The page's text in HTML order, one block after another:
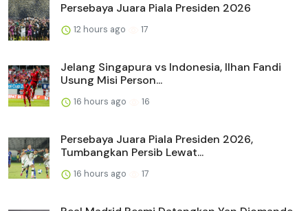
Persebaya Juara Piala Presiden 2026
12 hours ago 17
Jelang Singapura vs Indonesia, Ilhan Fandi
Usung Misi Person...
16 hours ago 16
Persebaya Juara Piala Presiden 2026,
Tumbangkan Persib Lewat...
16 hours ago 17